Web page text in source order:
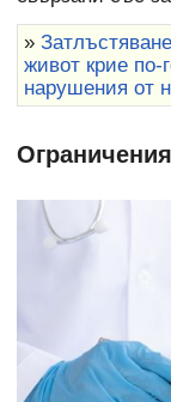
»
живот крие по-
нарушения от